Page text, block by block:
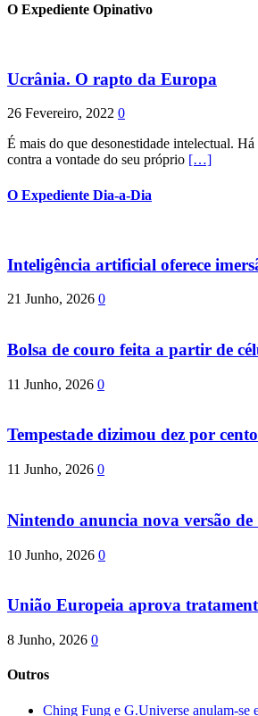
O Expediente Opinativo
Ucrânia. O rapto da Europa
26 Fevereiro, 2022 0
É mais do que desonestidade intelectual.
contra a vontade do seu próprio […]
O Expediente Dia-a-Dia
Inteligência artificial oferece
21 Junho, 2026 0
Bolsa de couro feita a partir de
11 Junho, 2026 0
Tempestade dizimou dez por
11 Junho, 2026 0
Nintendo anuncia nova versão
10 Junho, 2026 0
União Europeia aprova
8 Junho, 2026 0
Outros
Ching Fung e G.Universe anulam-se